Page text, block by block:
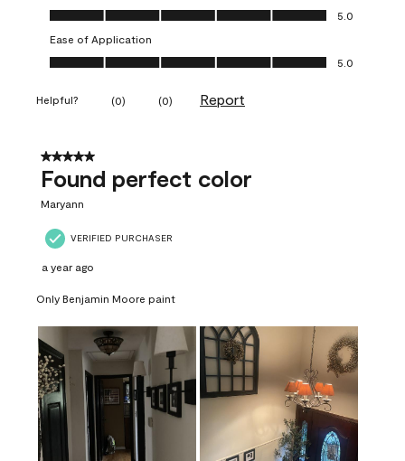
Value of Product, 5.0 out of 5
5.0
Ease of Application
Ease of Application, 5.0 out of 5
5.0
Helpful? (0) (0) Report
5 out of 5 stars.
Found perfect color
Maryann
VERIFIED PURCHASER
a year ago
Only Benjamin Moore paint